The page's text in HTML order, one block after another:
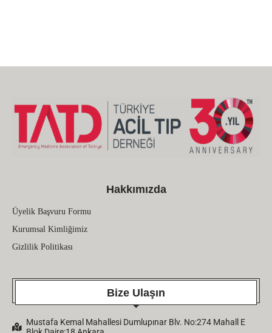
Hakkımızda
Üyelik Başvuru Formu
Kurumsal Kimliğimiz
Gizlilik Politikası
Bize Ulaşın
Mustafa Kemal Mahallesi Dumlupınar Blv. No:274 Mahall E